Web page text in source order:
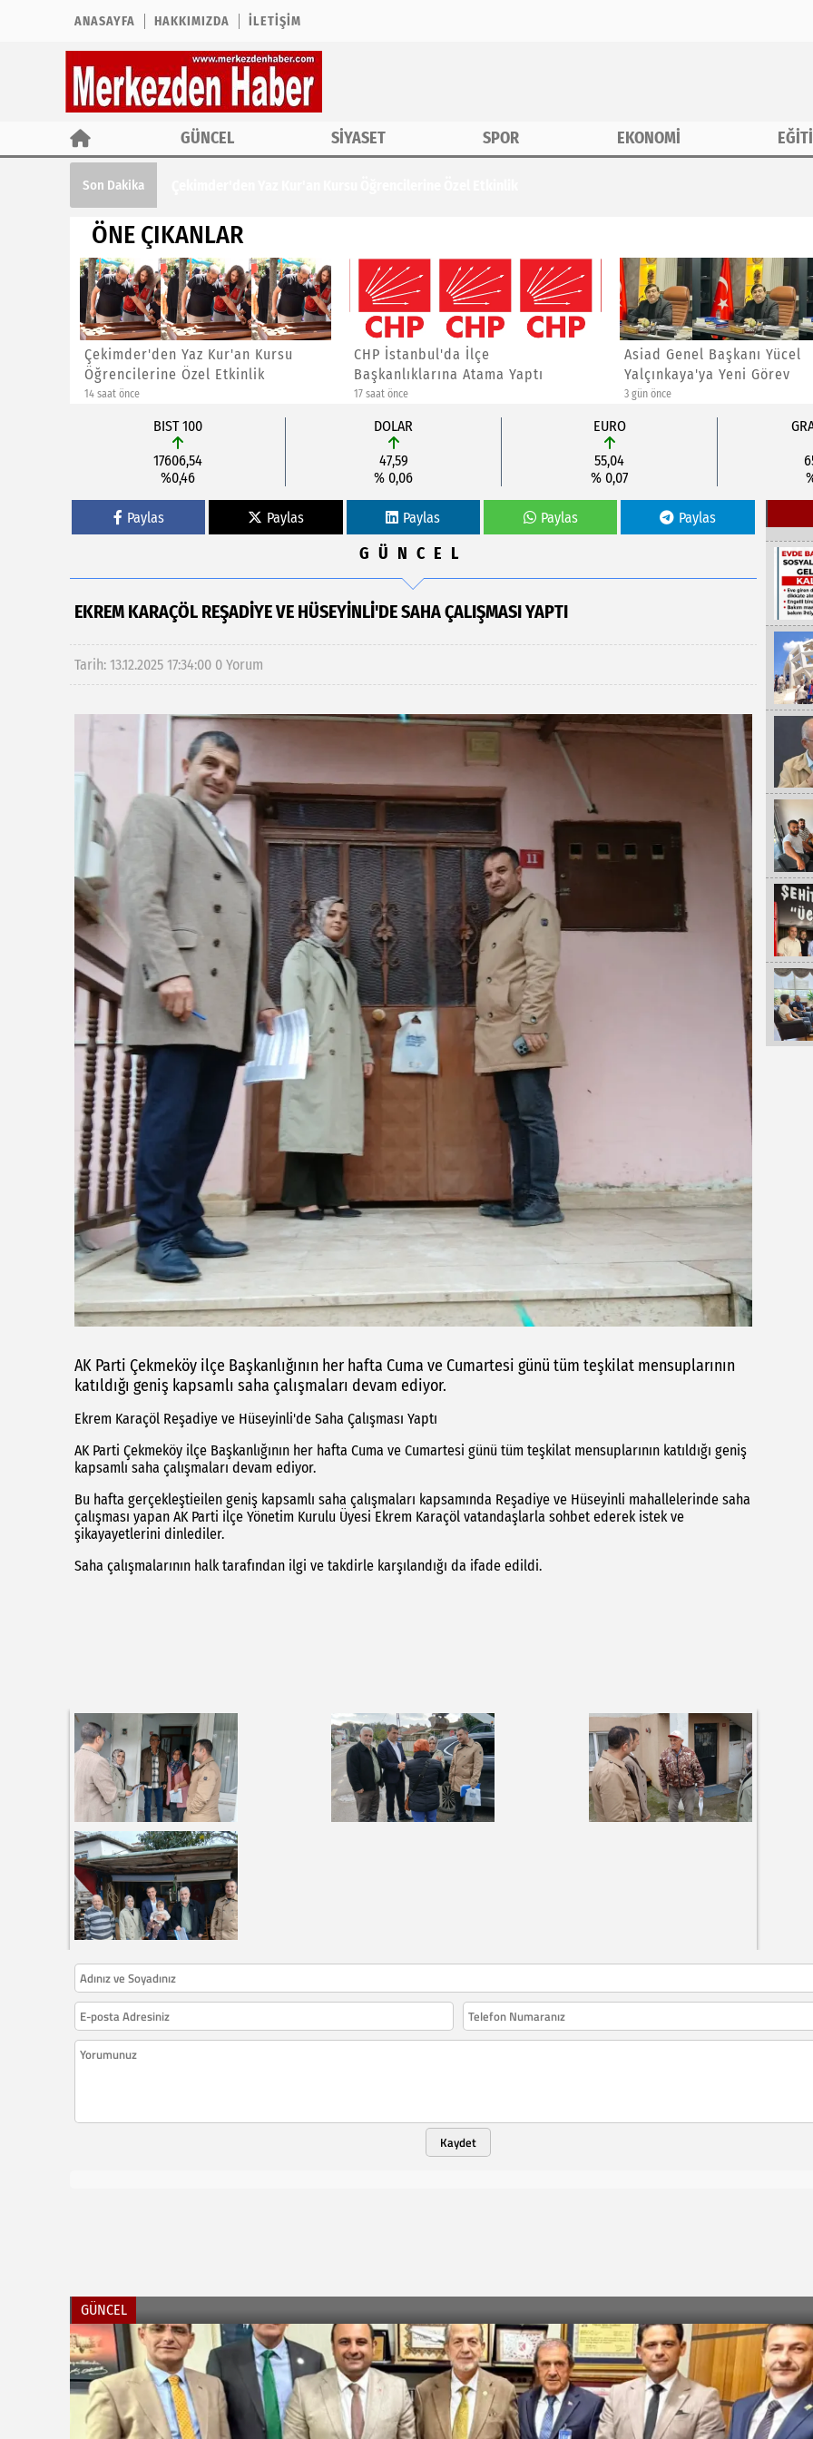
ANASAYFA HAKKIMIZDA İLETIŞIM
GÜNCEL SİYASET SPOR EKONOMİ
Son Dakika
ÖNE ÇIKANLAR
Çekimder'den Yaz Kur'an Kursu
Öğrencilerine Özel Etkinlik
14 saat önce
CHP İstanbul'da İlçe
Başkanlıklarına Atama Yaptı
17 saat önce
Asiad Genel Başkanı Yücel
Yalçınkaya'ya Yeni Görev
3 gün önce
BIST 100
17606,54
%0,46
DOLAR
47,59
% 0,06
EURO
55,04
% 0,07
Paylas Paylas Paylas Paylas Paylas
GÜNCEL
EKREM KARAÇÖL REŞADIYE VE HÜSEYINLI'DE SAHA ÇALIŞMASI YAPTI
Tarih: 13.12.2025 17:34:00 0 Yorum
AK Parti Çekmeköy ilçe Başkanlığının her hafta Cuma ve Cumartesi günü tüm teşkilat mensuplarının
katıldığı geniş kapsamlı saha çalışmaları devam ediyor.
Ekrem Karaçöl Reşadiye ve Hüseyinli'de Saha Çalışması Yaptı
AK Parti Çekmeköy ilçe Başkanlığının her hafta Cuma ve Cumartesi günü tüm teşkilat mensuplarının katıldığı geniş
kapsamlı saha çalışmaları devam ediyor.
Bu hafta gerçekleştieilen geniş kapsamlı saha çalışmaları kapsamında Reşadiye ve Hüseyinli mahallelerinde saha
çalışması yapan AK Parti ilçe Yönetim Kurulu Üyesi Ekrem Karaçöl vatandaşlarla sohbet ederek istek ve
şikayayetlerini dinlediler.
Saha çalışmalarının halk tarafından ilgi ve takdirle karşılandığı da ifade edildi.
Kaydet
GÜNCEL